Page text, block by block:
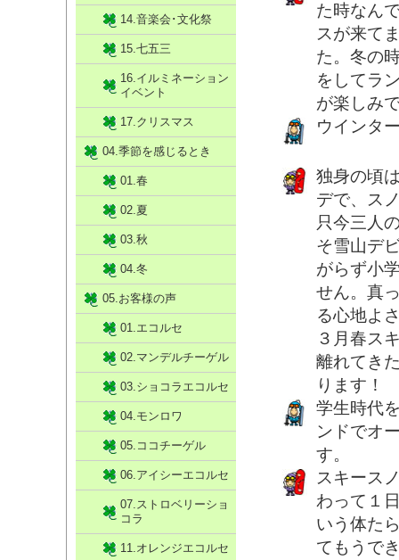
た時なん
スが来て
た。冬の
をしてラ
が楽しみ
ウインタ
独身の頃
デで、ス
只今三人
そ雪山デ
がらず小
せん。真
る心地よ
３月春ス
離れてき
ります！
学生時代
ンドでオ
す。
スキース
わって１
いう体た
てもうで
14.音楽会･文化祭
15.七五三
16.イルミネーション
イベント
17.クリスマス
04.季節を感じるとき
01.春
02.夏
03.秋
04.冬
05.お客様の声
01.エコルセ
02.マンデルチーゲル
03.ショコラエコルセ
04.モンロワ
05.ココチーゲル
06.アイシーエコルセ
07.ストロベリーショ
コラ
11.オレンジエコルセ